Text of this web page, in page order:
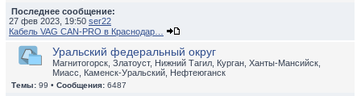
Последнее сообщение:
27 фев 2023, 19:50 ser22
Кабель VAG CAN-PRO в Краснодар…
Уральский федеральный округ
Магнитогорск, Златоуст, Нижний Тагил, Курган, Ханты-Мансийск,
Миасс, Каменск-Уральский, Нефтеюганск
Темы: 99 • Сообщения: 6487